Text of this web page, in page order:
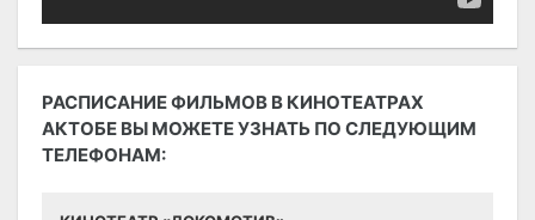
РАСПИСАНИЕ ФИЛЬМОВ В КИНОТЕАТРАХ
АКТОБЕ ВЫ МОЖЕТЕ УЗНАТЬ ПО СЛЕДУЮЩИМ
ТЕЛЕФОНАМ: